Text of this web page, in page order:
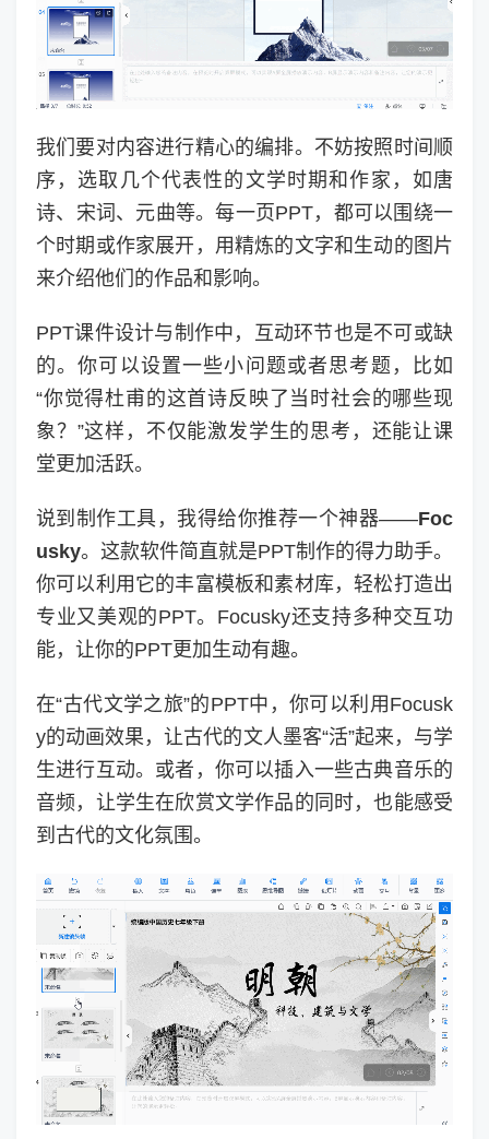
我们要对内容进行精心的编排。不妨按照时间顺
序，选取几个代表性的文学时期和作家，如唐
诗、宋词、元曲等。每一页PPT，都可以围绕一
个时期或作家展开，用精炼的文字和生动的图片
来介绍他们的作品和影响。
PPT课件设计与制作中，互动环节也是不可或缺
的。你可以设置一些小问题或者思考题，比如
“你觉得杜甫的这首诗反映了当时社会的哪些现
象？”这样，不仅能激发学生的思考，还能让课
堂更加活跃。
说到制作工具，我得给你推荐一个神器——Foc
usky。这款软件简直就是PPT制作的得力助手。
你可以利用它的丰富模板和素材库，轻松打造出
专业又美观的PPT。Focusky还支持多种交互功
能，让你的PPT更加生动有趣。
在“古代文学之旅”的PPT中，你可以利用Focusk
y的动画效果，让古代的文人墨客“活”起来，与学
生进行互动。或者，你可以插入一些古典音乐的
音频，让学生在欣赏文学作品的同时，也能感受
到古代的文化氛围。